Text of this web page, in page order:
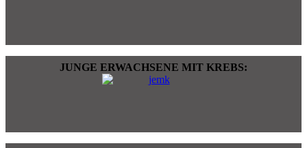
JUNGE ERWACHSENE MIT KREBS: